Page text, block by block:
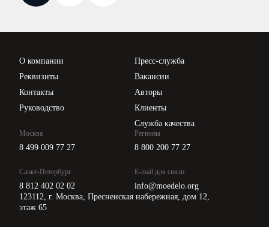
Новости законодательства
О компании
Реквизиты
Контакты
Руководство
Пресс-служба
Вакансии
Авторы
Клиенты
Служба качества
Москва
8 499 009 77 27
Санкт-Петербург
8 812 402 02 02
Регионы
8 800 200 77 27
E-mail для связи
info@moedelo.org
123112, г. Москва, Пресненская набережная, дом 12,
этаж 65